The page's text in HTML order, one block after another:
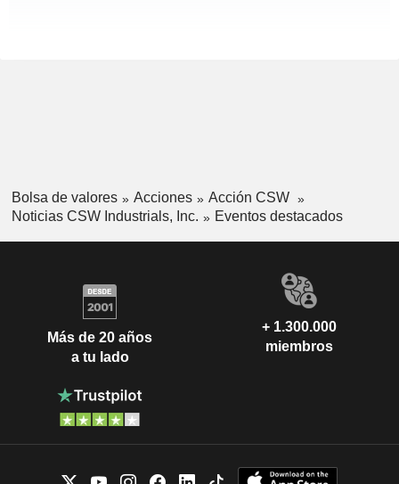
Bolsa de valores Acciones
Acción CSW
Noticias CSW Industrials, Inc.
Eventos destacados
Más de 20 años
a tu lado
+ 1.300.000
miembros